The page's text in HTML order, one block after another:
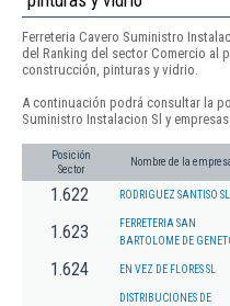
Ferreteria Cavero Suministro
del Ranking del sector Comercio al
construcción, pinturas y vidrio.
A continuación podrá consultar la
Suministro Instalacion Sl y
Posición
Sector
Nombre de la
1.622 RODRIGUEZ SANTISO SL
1.623
FERRETERIA SAN
BARTOLOME DE
1.624 EN VEZ DE FLORES SL
DISTRIBUCIONES DE